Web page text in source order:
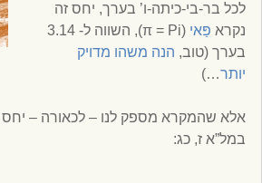
לכל בר-בי-כיתה-ו’ בערך, יחס זה
נקרא פַּאי
(π = Pi), השווה ל- 3.14
בערך (טוב, הנה משהו מדויק
יותר…)
אלא שהמקרא מספק לנו – לכאורה –
במל”א ז, כג: